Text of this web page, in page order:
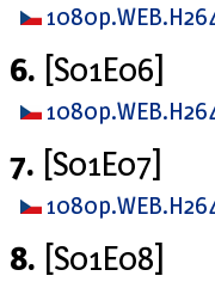
6. [S01E06]
7. [S01E07]
8. [S01E08]